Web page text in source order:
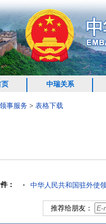
页 中瑞关系
领事服务 > 表格下载
： 中华人民共和国驻外使
推荐给朋友：